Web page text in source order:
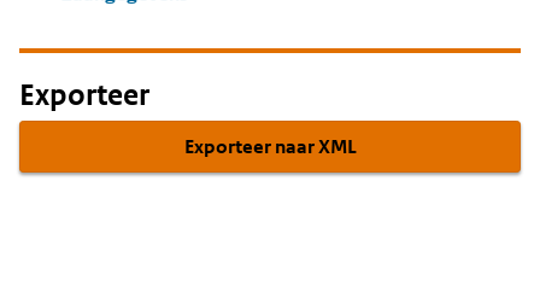
Exporteer
Exporteer naar XML